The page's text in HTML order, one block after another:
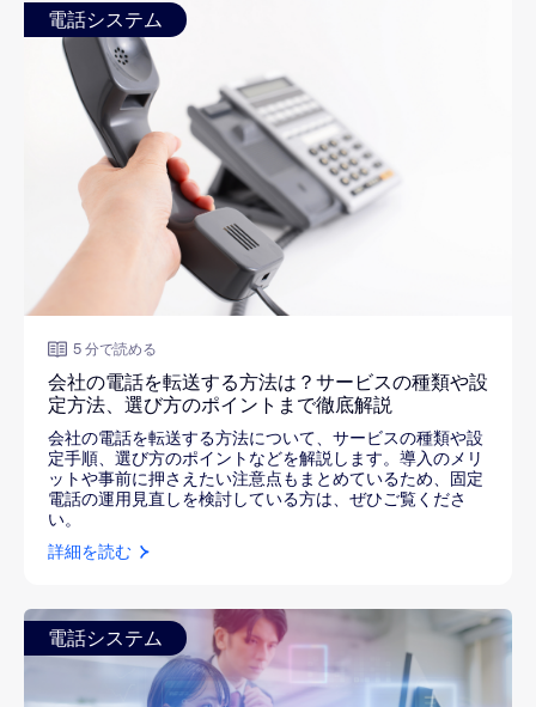
電話システム
5 分で読める
会社の電話を転送する方法は？サービスの種類や設
定方法、選び方のポイントまで徹底解説
会社の電話を転送する方法について、サービスの種類や設
定手順、選び方のポイントなどを解説します。導入のメリ
ットや事前に押さえたい注意点もまとめているため、固定
電話の運用見直しを検討している方は、ぜひご覧くださ
い。
詳細を読む
電話システム